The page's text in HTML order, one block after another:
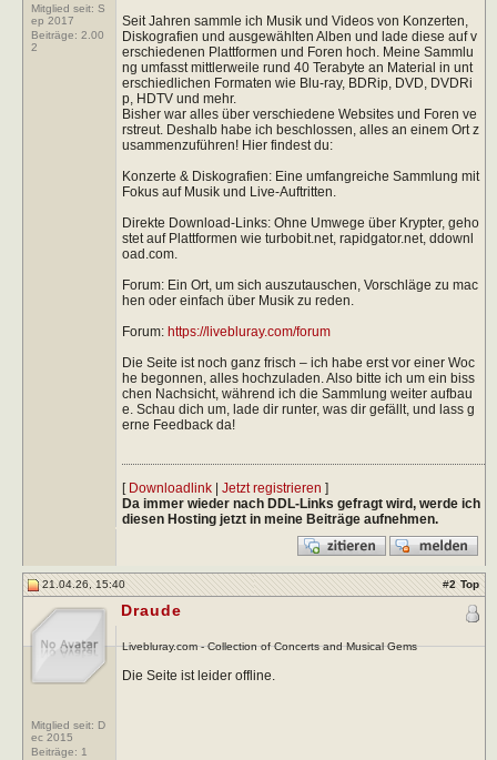
Mitglied seit: S
ep 2017
Beiträge: 2.00
2
Seit Jahren sammle ich Musik und Videos von Konzerten,
Diskografien und ausgewählten Alben und lade diese auf v
erschiedenen Plattformen und Foren hoch. Meine Sammlu
ng umfasst mittlerweile rund 40 Terabyte an Material in unt
erschiedlichen Formaten wie Blu-ray, BDRip, DVD, DVDRi
p, HDTV und mehr.
Bisher war alles über verschiedene Websites und Foren ve
rstreut. Deshalb habe ich beschlossen, alles an einem Ort z
usammenzuführen! Hier findest du:
Konzerte & Diskografien: Eine umfangreiche Sammlung mit
Fokus auf Musik und Live-Auftritten.
Direkte Download-Links: Ohne Umwege über Krypter, geho
stet auf Plattformen wie turbobit.net, rapidgator.net, ddownl
oad.com.
Forum: Ein Ort, um sich auszutauschen, Vorschläge zu mac
hen oder einfach über Musik zu reden.
Forum: https://livebluray.com/forum
Die Seite ist noch ganz frisch – ich habe erst vor einer Woc
he begonnen, alles hochzuladen. Also bitte ich um ein biss
chen Nachsicht, während ich die Sammlung weiter aufbau
e. Schau dich um, lade dir runter, was dir gefällt, und lass g
erne Feedback da!
[ Downloadlink| Jetzt registrieren ]
Da immer wieder nach DDL-Links gefragt wird, werde ich
diesen Hosting jetzt in meine Beiträge aufnehmen.
21.04.26, 15:40 #2 Top
Mitglied seit: D
ec 2015
Beiträge: 1
Draude
Livebluray.com - Collection of Concerts and Musical Gems
Die Seite ist leider offline.